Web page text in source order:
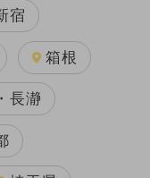
宿
箱根
長瀞